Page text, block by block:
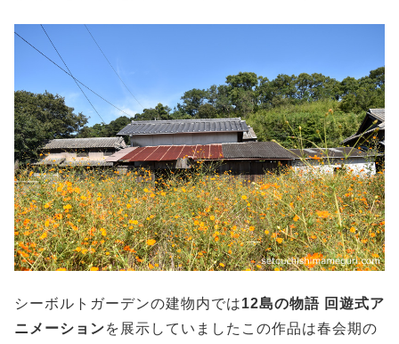
シーボルトガーデンの建物内では12島の物語 回遊式ア
ニメーションを展示していましたこの作品は春会期の